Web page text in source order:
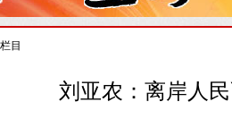
目
刘亚农：离岸人